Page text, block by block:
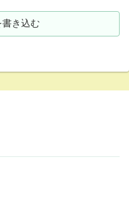
書き込む